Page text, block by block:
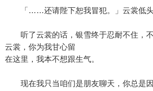
「……还请陛下恕我冒犯。」云裳低头
听了云裳的话，银雪终于忍耐不住，
云裳，你为我甘心留
在这里，我本不想跟生气。
现在我只当咱们是朋友聊天，你总是